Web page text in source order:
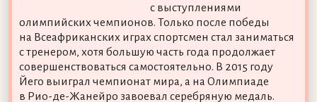
с выступлениями
олимпийских чемпионов. Только после победы
на Всеафриканских играх спортсмен стал заниматься
с тренером, хотя большую часть года продолжает
совершенствоваться самостоятельно. В 2015 году
Йего выиграл чемпионат мира, а на Олимпиаде
в Рио-де-Жанейро завоевал серебряную медаль.